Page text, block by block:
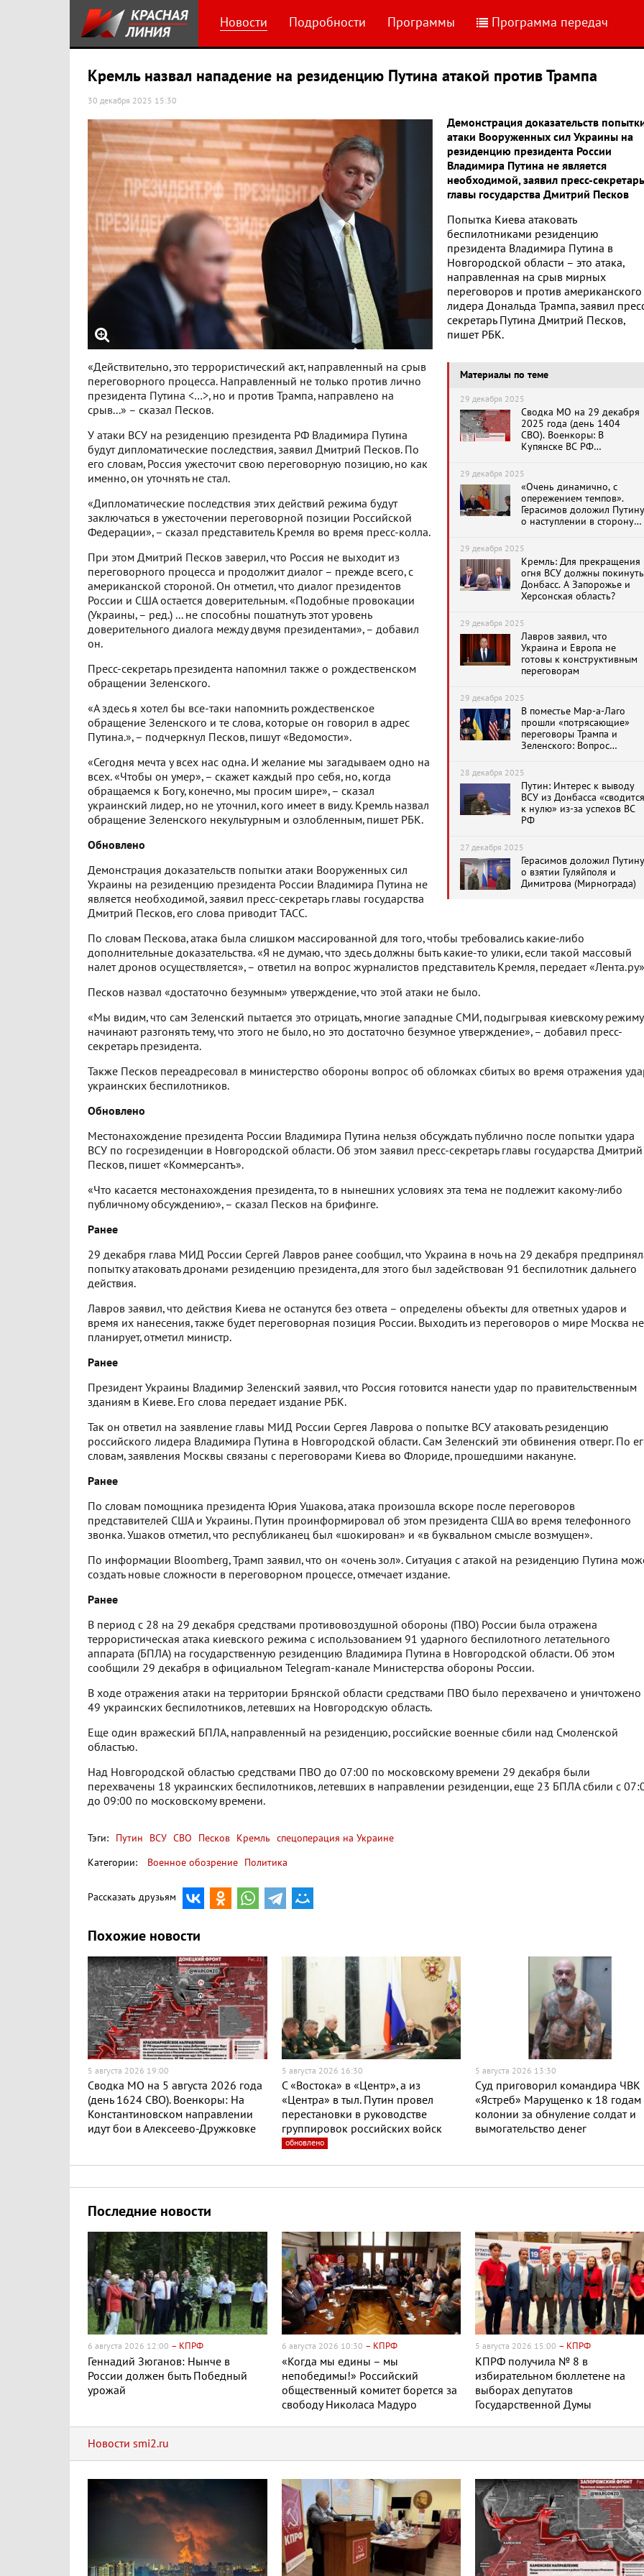
Новости Подробности Программы Программа передач
Кремль назвал нападение на резиденцию Путина атакой против Трампа
30 декабря 2025 15:30
Демонстрация доказательств
атаки Вооруженных сил Украины на
резиденцию президента России
Владимира Путина не является
необходимой, заявил пресс-секретарь
главы государства Дмитрий Песков
Материалы по теме
29 декабря 2025
Сводка МО на 29 декабря
2025 года (день 1404
СВО). Военкоры: В
Купянске ВС РФ
контратаки ВСУ
29 декабря 2025
«Очень динамично, с
опережением темпов».
Герасимов доложил Путину
о наступлении в сторону
29 декабря 2025
Кремль: Для прекращения
огня ВСУ должны покинуть
Донбасс. А Запорожье и
Херсонская область?
29 декабря 2025
Лавров заявил, что
Украина и Европа не
готовы к конструктивным
переговорам
29 декабря 2025
В поместье Мар-а-Лаго
прошли «потрясающие»
переговоры Трампа и
Зеленского: Вопрос
28 декабря 2025
Путин: Интерес к выводу
ВСУ из Донбасса «сводится
к нулю» из-за успехов ВС
РФ
27 декабря 2025
Герасимов доложил Путину
о взятии Гуляйполя и
Димитрова (Мирнограда)
Попытка Киева атаковать
беспилотниками резиденцию
президента Владимира Путина в
Новгородской области – это атака,
направленная на срыв мирных
переговоров и против американского
лидера Дональда Трампа, заявил
секретарь Путина Дмитрий Песков,
пишет РБК.
«Действительно, это террористический акт, направленный на срыв
переговорного процесса. Направленный не только против лично
президента Путина <…>, но и против Трампа, направлено на
срыв...» – сказал Песков.
У атаки ВСУ на резиденцию президента РФ Владимира Путина
будут дипломатические последствия, заявил Дмитрий Песков. По
его словам, Россия ужесточит свою переговорную позицию, но как
именно, он уточнять не стал.
«Дипломатические последствия этих действий режима будут
заключаться в ужесточении переговорной позиции Российской
Федерации», – сказал представитель Кремля во время пресс-колла.
При этом Дмитрий Песков заверил, что Россия не выходит из
переговорного процесса и продолжит диалог – прежде всего, с
американской стороной. Он отметил, что диалог президентов
России и США остается доверительным. «Подобные провокации
(Украины, – ред.) ... не способны пошатнуть этот уровень
доверительного диалога между двумя президентами», – добавил
он.
Пресс-секретарь президента напомнил также о рождественском
обращении Зеленского.
«А здесь я хотел бы все-таки напомнить рождественское
обращение Зеленского и те слова, которые он говорил в адрес
Путина.», – подчеркнул Песков, пишут «Ведомости».
«Сегодня мечта у всех нас одна. И желание мы загадываем одно на
всех. «Чтобы он умер», – скажет каждый про себя, но, когда
обращаемся к Богу, конечно, мы просим шире», – сказал
украинский лидер, но не уточнил, кого имеет в виду. Кремль назвал
обращение Зеленского некультурным и озлобленным, пишет РБК.
Обновлено
Демонстрация доказательств попытки атаки Вооруженных сил
Украины на резиденцию президента России Владимира Путина не
является необходимой, заявил пресс-секретарь главы государства
Дмитрий Песков, его слова приводит ТАСС.
По словам Пескова, атака была слишком массированной для того, чтобы требовались какие-либо
дополнительные доказательства. «Я не думаю, что здесь должны быть какие-то улики, если такой массовый
налет дронов осуществляется», – ответил на вопрос журналистов представитель Кремля, передает
Песков назвал «достаточно безумным» утверждение, что этой атаки не было.
«Мы видим, что сам Зеленский пытается это отрицать, многие западные СМИ, подыгрывая киевскому режиму,
начинают разгонять тему, что этого не было, но это достаточно безумное утверждение», – добавил пресс-
секретарь президента.
Также Песков переадресовал в министерство обороны вопрос об обломках сбитых во время отражения
украинских беспилотников.
Обновлено
Местонахождение президента России Владимира Путина нельзя обсуждать публично после попытки удара
ВСУ по госрезиденции в Новгородской области. Об этом заявил пресс-секретарь главы государства Дмитрий
Песков, пишет «Коммерсантъ».
«Что касается местонахождения президента, то в нынешних условиях эта тема не подлежит какому-либо
публичному обсуждению», – сказал Песков на брифинге.
Ранее
29 декабря глава МИД России Сергей Лавров ранее сообщил, что Украина в ночь на 29 декабря
попытку атаковать дронами резиденцию президента, для этого был задействован 91 беспилотник дальнего
действия.
Лавров заявил, что действия Киева не останутся без ответа – определены объекты для ответных ударов и
время их нанесения, также будет переговорная позиция России. Выходить из переговоров о мире Москва не
планирует, отметил министр.
Ранее
Президент Украины Владимир Зеленский заявил, что Россия готовится нанести удар по правительственным
зданиям в Киеве. Его слова передает издание РБК.
Так он ответил на заявление главы МИД России Сергея Лаврова о попытке ВСУ атаковать резиденцию
российского лидера Владимира Путина в Новгородской области. Сам Зеленский эти обвинения отверг. По
словам, заявления Москвы связаны с переговорами Киева во Флориде, прошедшими накануне.
Ранее
По словам помощника президента Юрия Ушакова, атака произошла вскоре после переговоров
представителей США и Украины. Путин проинформировал об этом президента США во время телефонного
звонка. Ушаков отметил, что республиканец был «шокирован» и «в буквальном смысле возмущен».
По информации Bloomberg, Трамп заявил, что он «очень зол». Ситуация с атакой на резиденцию Путина
создать новые сложности в переговорном процессе, отмечает издание.
Ранее
В период с 28 на 29 декабря средствами противовоздушной обороны (ПВО) России была отражена
террористическая атака киевского режима с использованием 91 ударного беспилотного летательного
аппарата (БПЛА) на государственную резиденцию Владимира Путина в Новгородской области. Об этом
сообщили 29 декабря в официальном Telegram-канале Министерства обороны России.
В ходе отражения атаки на территории Брянской области средствами ПВО было перехвачено и уничтожено
49 украинских беспилотников, летевших на Новгородскую область.
Еще один вражеский БПЛА, направленный на резиденцию, российские военные сбили над Смоленской
областью.
Над Новгородской областью средствами ПВО до 07:00 по московскому времени 29 декабря были
перехвачены 18 украинских беспилотников, летевших в направлении резиденции, еще 23 БПЛА сбили с
до 09:00 по московскому времени.
Тэги: Путин ВСУ СВО Песков Кремль спецоперация на Украине
Категории:
Военное обозрение Политика
Рассказать друзьям
Похожие новости
5 августа 2026 19:00
Сводка МО на 5 августа 2026 года
(день 1624 СВО). Военкоры: На
Константиновском направлении
идут бои в Алексеево-Дружковке
5 августа 2026 16:30
С «Востока» в «Центр», а из
«Центра» в тыл. Путин провел
перестановки в руководстве
группировок российских войск
обновлено
5 августа 2026 13:30
Суд приговорил командира ЧВК
«Ястреб» Марущенко к 18 годам
колонии за обнуление солдат и
вымогательство денег
Последние новости
6 августа 2026 12:00 – КПРФ
Геннадий Зюганов: Нынче в
России должен быть Победный
урожай
6 августа 2026 10:30 – КПРФ
«Когда мы едины – мы
непобедимы!» Российский
общественный комитет борется за
свободу Николаса Мадуро
5 августа 2026 15:00 – КПРФ
КПРФ получила № 8 в
избирательном бюллетене на
выборах депутатов
Государственной Думы
Новости smi2.ru